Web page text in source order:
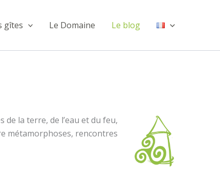
gîtes Le Domaine Le blog
la terre, de l’eau et du feu,
métamorphoses, rencontres